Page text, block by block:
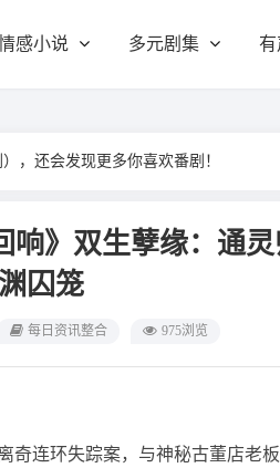
感小说 多元剧集 有
，还会发现更多你喜欢番剧！
响》双生孽缘：通
囚笼
每日资讯整合 975浏览
奇连环失踪案，与神秘古董店老